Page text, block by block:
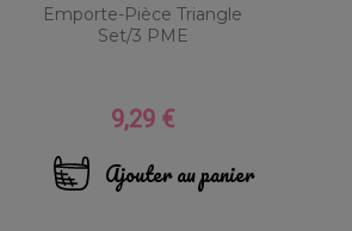
Emporte-Pièce Triangle
Set/3 PME
Prix
9,29 €
Ajouter au panier